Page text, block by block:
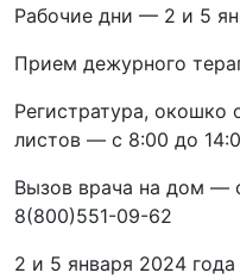
Рабочие дни — 2 и 5
Прием дежурного
Регистратура, окошко
листов — с 8:00 до
Вызов врача на дом —
8(800)551-09-62
2 и 5 января 2024